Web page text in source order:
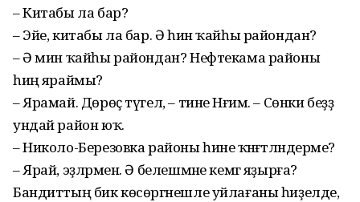
– Китабы ла бар?
– Эйе, китабы ла бар. Ә һин ҡайһы райондан?
– Ә мин ҡайһы райондан? Нефтекама районы
һиңә яраймы?
– Ярамай. Дөрөҫ түгел, – тине Нәғим. – Сөнки беҙҙә
ундай район юҡ.
– Николо-Березовка районы һине ҡәнәғәтләндерәме?
– Ярай, эҙләрмен. Ә белешмәне кемгә яҙырға?
Бандиттың бик көсөргәнешле уйлағаны һиҙелде,